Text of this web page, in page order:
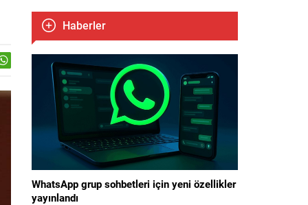
Haberler
WhatsApp grup sohbetleri için yeni özellikler
yayınlandı